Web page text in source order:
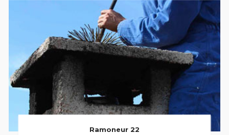
Ramoneur 22